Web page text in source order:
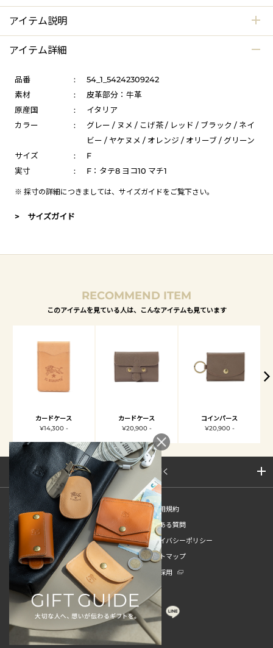
アイテム説明
アイテム詳細
品番 :
54_1_54242309242
素材
:
皮革部分：牛革
原産国
:
イタリア
カラー
:
グレー / ヌメ / こげ茶 / レッド / ブラック / ネイ
ビー / ヤケヌメ / オレンジ / オリーブ / グリーン
サイズ
:
F
実寸
: F：タテ8 ヨコ10 マチ1
※ 採寸の詳細につきましては、 サイズガイドをご覧下さい。
> サイズガイド
RECOMMEND ITEM
このアイテムを見ている人は、こんなアイテムも見ています
カードケース
¥14,300 -
カードケース
¥20,900 -
コインパース
¥20,900 -
サイトマップを開く
新規会員登録
ご利用規約
ご利用ガイド
よくある質問
特定商取引法
プライバシーポリシー
お問い合わせ
サイトマップ
販売スタッフ中途採用
新卒採用